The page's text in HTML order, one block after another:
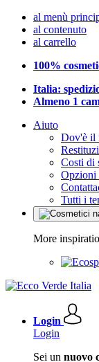
al menù
al contenuto
al carrello
100%
Italia:
Almeno 1
Aiuto
Dov'è il
Costi di
Opzioni
Tutti i
More
Login
Login
Sei un nuovo